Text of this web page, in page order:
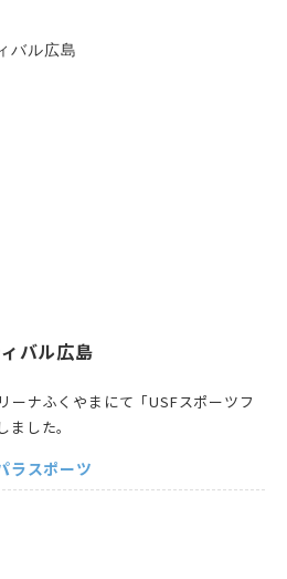
バル広島
ーナふくやまにて「USFスポーツフ
した。
ラスポーツ